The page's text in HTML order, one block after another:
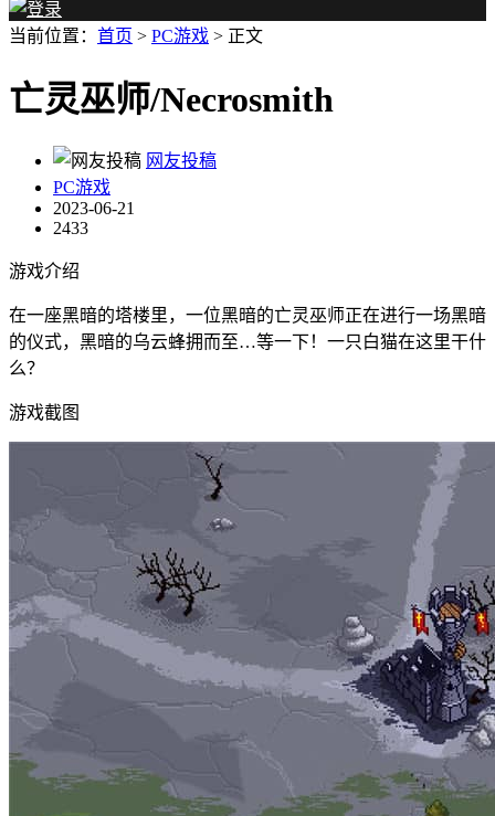
当前位置： 首页 > PC游戏 > 正文
亡灵巫师/Necrosmith
网友投稿
PC游戏
2023-06-21
2433
游戏介绍
在一座黑暗的塔楼里，一位黑暗的亡灵巫师正在进行一场黑暗
的仪式，黑暗的乌云蜂拥而至…等一下！一只白猫在这里干什
么？
游戏截图